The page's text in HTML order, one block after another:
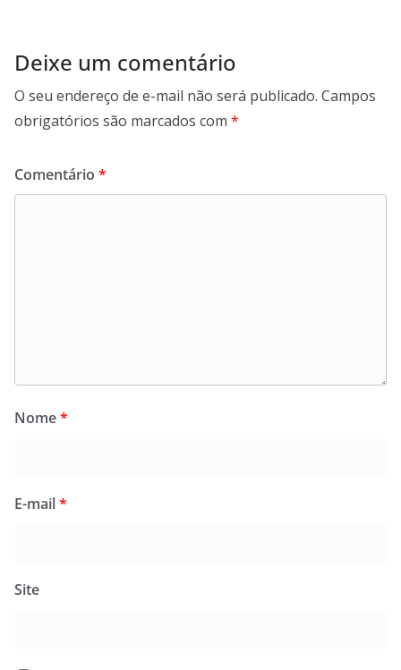
Deixe um comentário
O seu endereço de e-mail não será publicado. Campos
obrigatórios são marcados com *
Comentário *
Nome*
E-mail*
Site